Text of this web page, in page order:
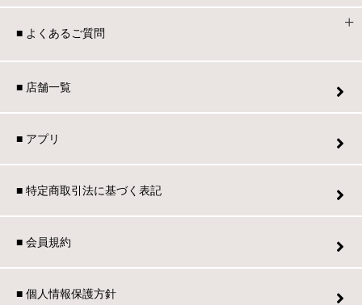
■ よくあるご質問
■ 店舗一覧
■ アプリ
■ 特定商取引法に基づく表記
■ 会員規約
■ 個人情報保護方針